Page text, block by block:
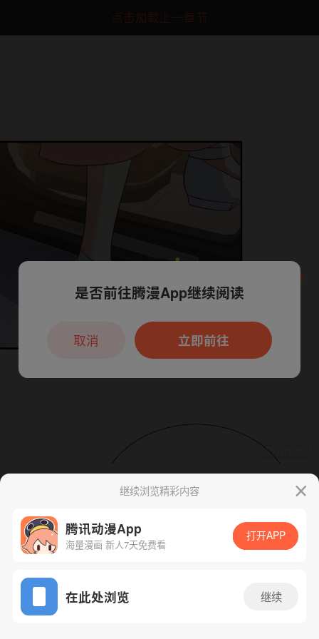
点击加载上一章节
App免费看
腾漫App免费看
继续浏览精彩内容
腾讯动漫App
海量漫画 新人7天免费看
打开APP
在此处浏览 继续
本章节仅支持App阅读，可打开App新用
户7天免费看
是否前往腾漫App继续阅读
立即前往
取消